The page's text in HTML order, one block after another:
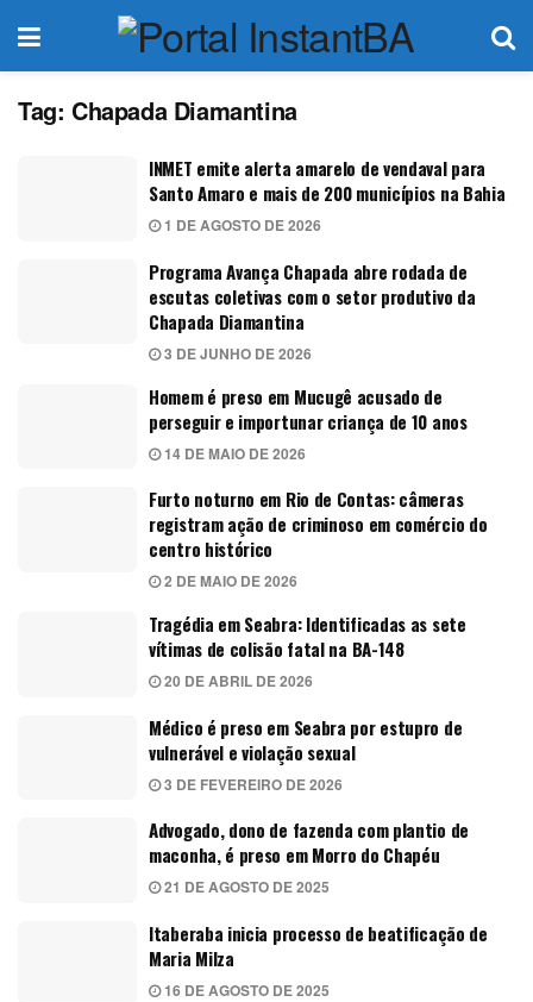
Tag: Chapada Diamantina
INMET emite alerta amarelo de vendaval para
Santo Amaro e mais de 200 municípios na Bahia
1 DE AGOSTO DE 2026
Programa Avança Chapada abre rodada de
escutas coletivas com o setor produtivo da
Chapada Diamantina
3 DE JUNHO DE 2026
Homem é preso em Mucugê acusado de
perseguir e importunar criança de 10 anos
14 DE MAIO DE 2026
Furto noturno em Rio de Contas: câmeras
registram ação de criminoso em comércio do
centro histórico
2 DE MAIO DE 2026
Tragédia em Seabra: Identificadas as sete
vítimas de colisão fatal na BA-148
20 DE ABRIL DE 2026
Médico é preso em Seabra por estupro de
vulnerável e violação sexual
3 DE FEVEREIRO DE 2026
Advogado, dono de fazenda com plantio de
maconha, é preso em Morro do Chapéu
21 DE AGOSTO DE 2025
Itaberaba inicia processo de beatificação de
Maria Milza
16 DE AGOSTO DE 2025